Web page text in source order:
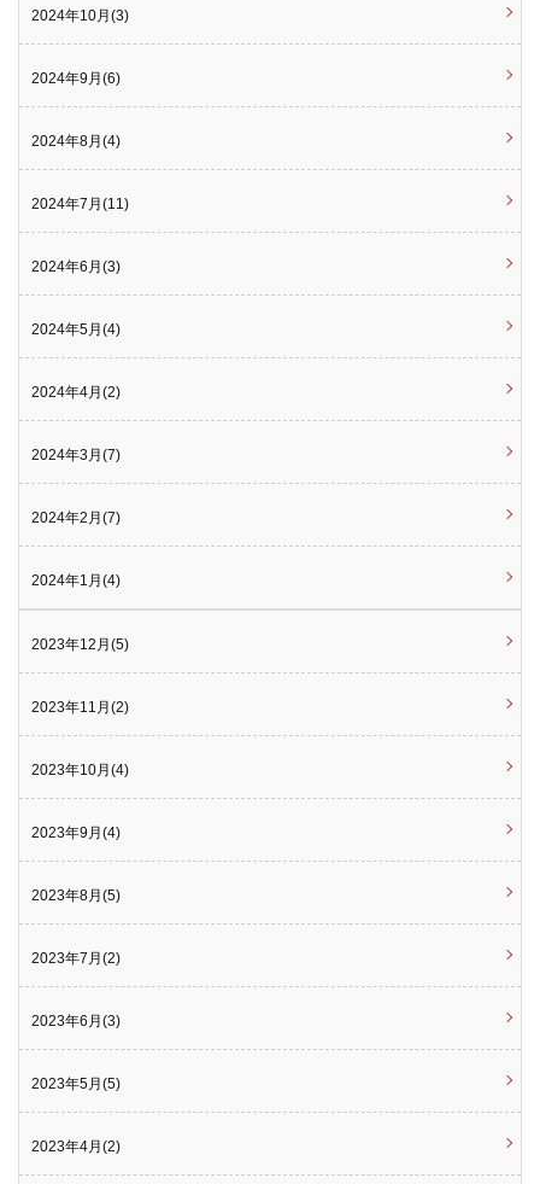
2024年10月(3)
2024年9月(6)
2024年8月(4)
2024年7月(11)
2024年6月(3)
2024年5月(4)
2024年4月(2)
2024年3月(7)
2024年2月(7)
2024年1月(4)
2023年12月(5)
2023年11月(2)
2023年10月(4)
2023年9月(4)
2023年8月(5)
2023年7月(2)
2023年6月(3)
2023年5月(5)
2023年4月(2)